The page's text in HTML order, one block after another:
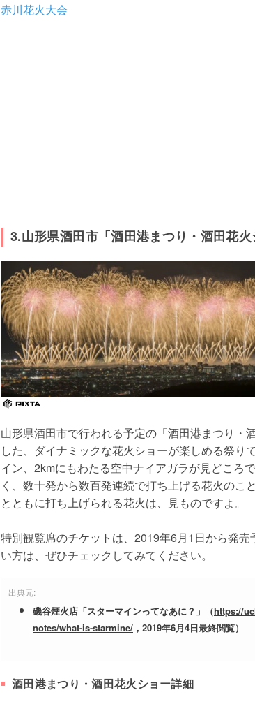
赤川花火大会
3.山形県酒田市「酒田港まつり・酒田花火
山形県酒田市で行われる予定の「酒田港まつり・
した、ダイナミックな花火ショーが楽しめる祭り
イン、2kmにもわたる空中ナイアガラが見どころ
く、数十発から数百発連続で打ち上げる花火のこ
とともに打ち上げられる花火は、見ものですよ。
特別観覧席のチケットは、2019年6月1日から発
い方は、ぜひチェックしてみてください。
出典元:
磯谷煙火店「スターマインってなあに？」（https://
notes/what-is-starmine/ ，2019年6月4日最終閲覧）
酒田港まつり・酒田花火ショー詳細